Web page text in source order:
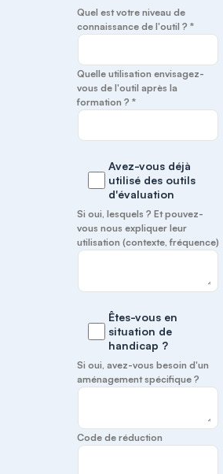
Quel est votre niveau de
connaissance de l'outil ? *
Quelle utilisation envisagez-
vous de l'outil après la
formation ? *
Avez-vous déjà
utilisé des outils
d'évaluation
Si oui, lesquels ? Et pouvez-
vous nous expliquer leur
utilisation (contexte, fréquence)
Êtes-vous en
situation de
handicap ?
Si oui, avez-vous besoin d'un
aménagement spécifique ?
Code de réduction